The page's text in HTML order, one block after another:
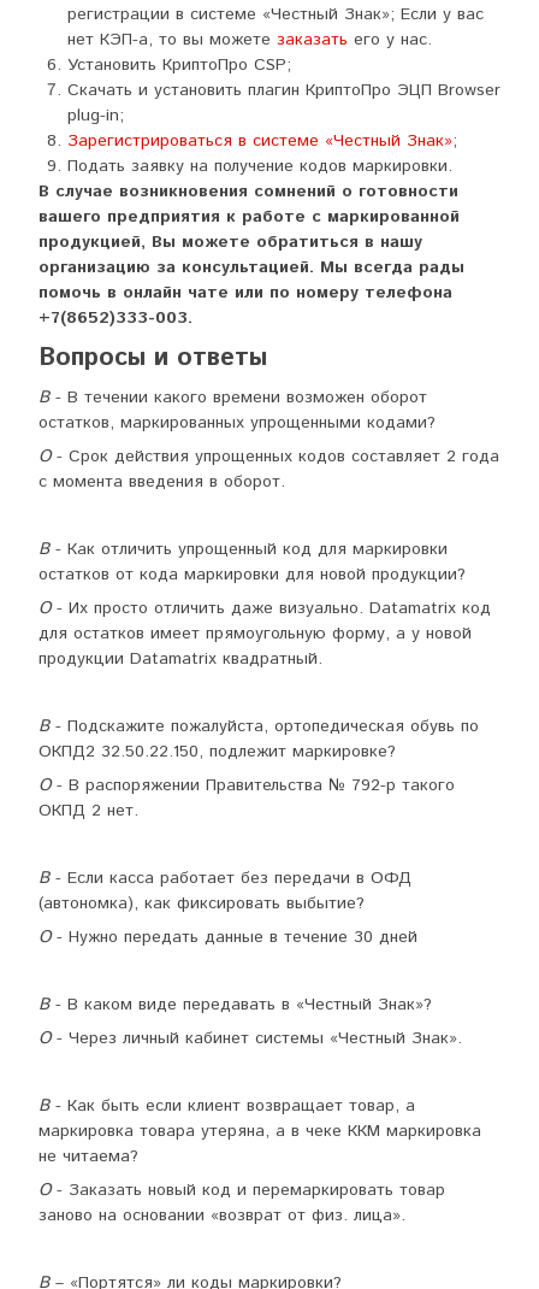
регистрации в системе «Честный Знак»; Если у вас
нет КЭП-а, то вы можетезаказать его у нас.
Установить КриптоПро CSP;
Скачать и установить плагин КриптоПро ЭЦП Browser
plug-in;
Зарегистрироваться в системе «Честный Знак»;
Подать заявку на получение кодов маркировки.
В случае возникновения сомнений о готовности
вашего предприятия к работе с маркированной
продукцией, Вы можете обратиться в нашу
организацию за консультацией. Мы всегда рады
помочь в онлайн чате или по номеру телефона
+7(8652)333-003.
Вопросы и ответы
В- В течении какого времени возможен оборот
остатков, маркированных упрощенными кодами?
О- Срок действия упрощенных кодов составляет 2 года
с момента введения в оборот.
В- Как отличить упрощенный код для маркировки
остатков от кода маркировки для новой продукции?
О- Их просто отличить даже визуально. Datamatrix код
для остатков имеет прямоугольную форму, а у новой
продукции Datamatrix квадратный.
В- Подскажите пожалуйста, ортопедическая обувь по
ОКПД2 32.50.22.150, подлежит маркировке?
О- В распоряжении Правительства № 792-р такого
ОКПД 2 нет.
В- Если касса работает без передачи в ОФД
(автономка), как фиксировать выбытие?
О- Нужно передать данные в течение 30 дней
В- В каком виде передавать в «Честный Знак»?
О- Через личный кабинет системы «Честный Знак».
В- Как быть если клиент возвращает товар, а
маркировка товара утеряна, а в чеке ККМ маркировка
не читаема?
О- Заказать новый код и перемаркировать товар
заново на основании «возврат от физ. лица».
В– «Портятся» ли коды маркировки?